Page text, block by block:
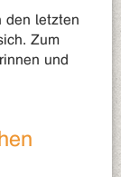
den letzten
Zum
und